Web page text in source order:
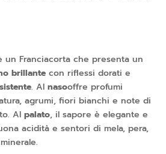
un Franciacorta che presenta un
brillante con riflessi dorati e
. Al nasooffre profumi
agrumi, fiori bianchi e note di
Al palato, il sapore è elegante e
acidità e sentori di mela, pera,